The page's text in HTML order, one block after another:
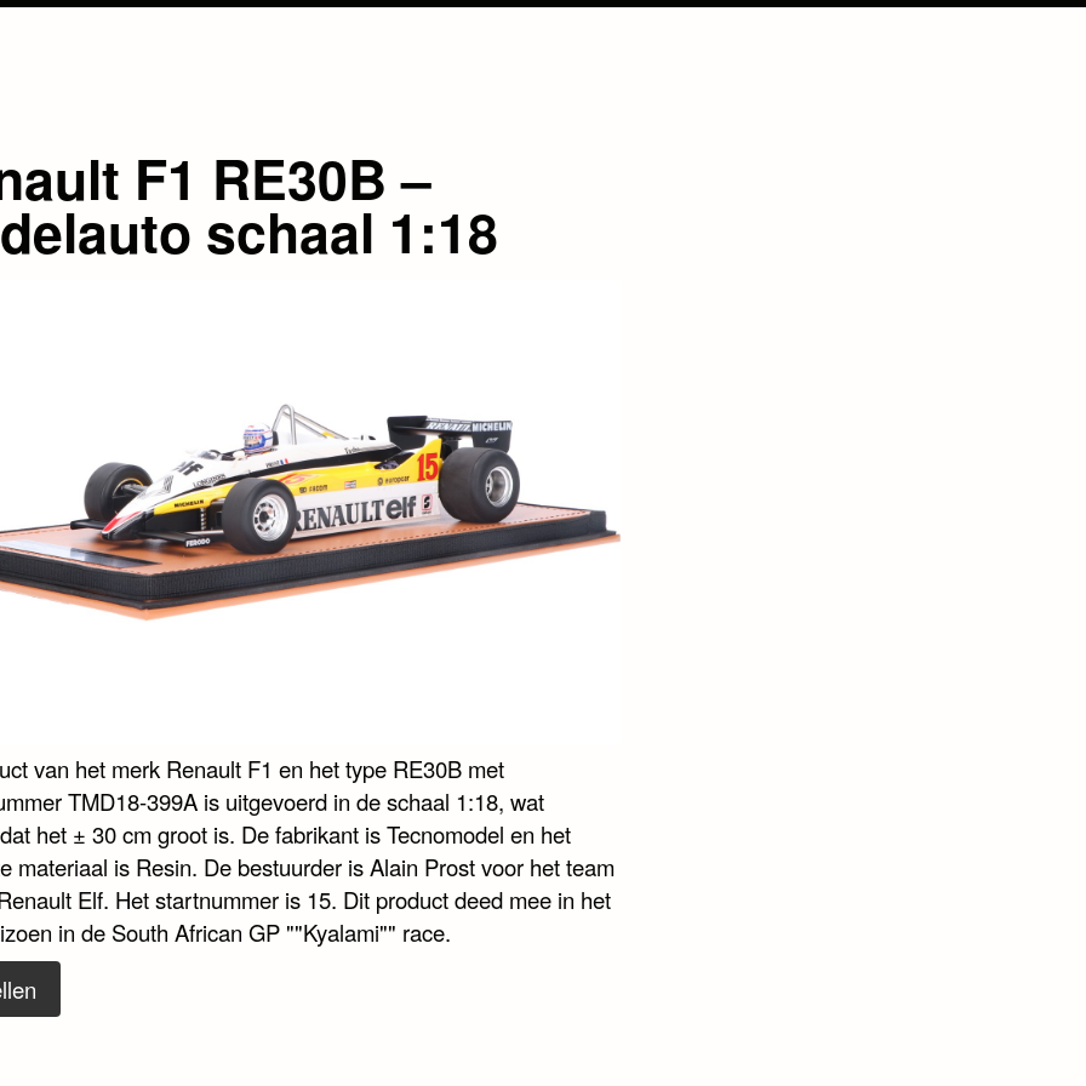
F1 RE30B –
schaal 1:18
van het merk Renault F1 en het type RE30B met
TMD18-399A is uitgevoerd in de schaal 1:18, wat
het ± 30 cm groot is. De fabrikant is Tecnomodel en het
materiaal is Resin. De bestuurder is Alain Prost voor het team
Elf. Het startnummer is 15. Dit product deed mee in het
in de South African GP ""Kyalami"" race.